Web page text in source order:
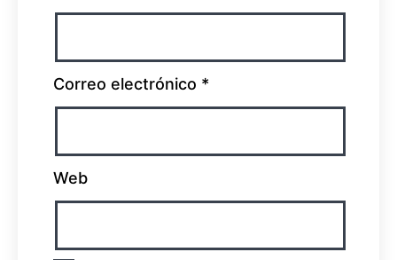
Correo electrónico *
Web